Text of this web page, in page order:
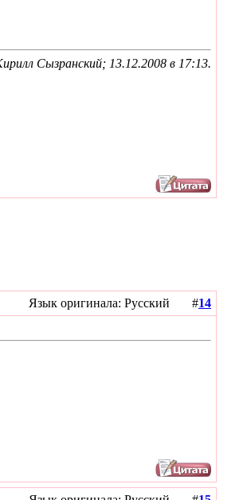
Сызранский; 13.12.2008 в 17:13.
Язык оригинала: Русский #14